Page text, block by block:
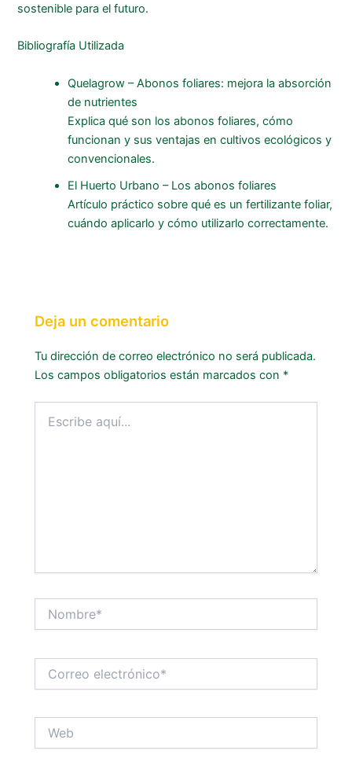
sostenible para el futuro.
Bibliografía Utilizada
Quelagrow – Abonos foliares: mejora la absorción
de nutrientes
Explica qué son los abonos foliares, cómo
funcionan y sus ventajas en cultivos ecológicos y
convencionales.
El Huerto Urbano – Los abonos foliares
Artículo práctico sobre qué es un fertilizante foliar,
cuándo aplicarlo y cómo utilizarlo correctamente.
Deja un comentario
Tu dirección de correo electrónico no será publicada.
Los campos obligatorios están marcados con *
aquí...
electrónico*